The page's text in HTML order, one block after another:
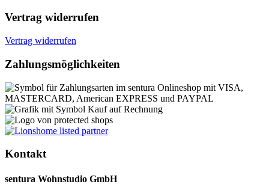
Vertrag widerrufen
Vertrag widerrufen
Zahlungsmöglichkeiten
Kontakt
sentura Wohnstudio GmbH